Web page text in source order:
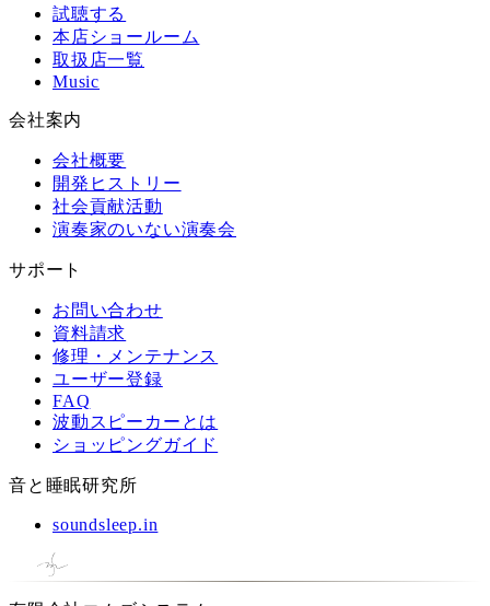
試聴する
本店ショールーム
取扱店一覧
Music
会社案内
会社概要
開発ヒストリー
社会貢献活動
演奏家のいない演奏会
サポート
お問い合わせ
資料請求
修理・メンテナンス
ユーザー登録
FAQ
波動スピーカーとは
ショッピングガイド
音と睡眠研究所
soundsleep.in